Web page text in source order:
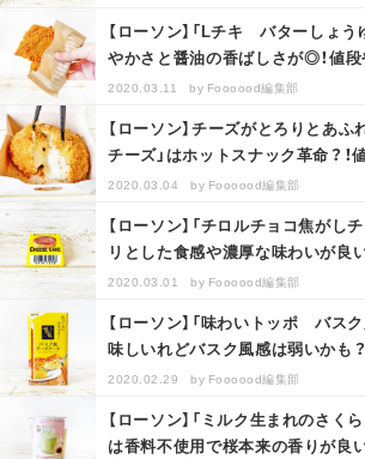
【ローソン】「Lチキ バターしょう
やかさと醤油の香ばしさが◎！値段
2020.03.11 by Foooood編集部
【ローソン】チーズがとろりとあふ
チーズ」はホットスナック革命？！
介！
2020.03.04 by Foooood編集部
【ローソン】「チロルチョコ焦がし
リとした食感や濃厚な味わいが良
2020.03.01 by Foooood編集部
【ローソン】「味わいトッポ バス
味しいれどバスク風感は弱いかも？
2020.02.29 by Foooood編集部
【ローソン】「ミルク生まれのさく
は香料不使用で桜本来の香りが良